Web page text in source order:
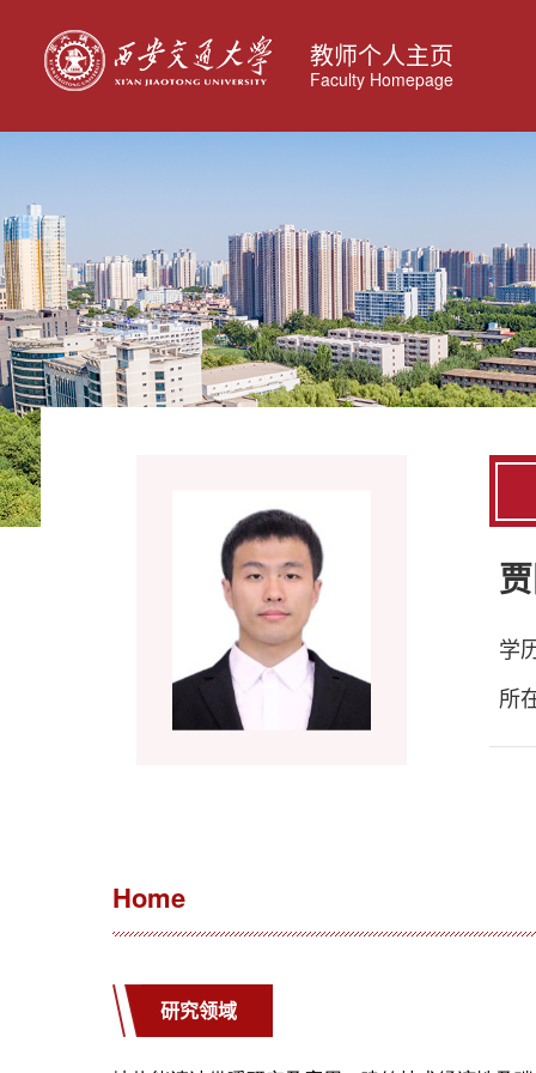
教师个人主页
Faculty Homepage
学
所
Home
研究领域